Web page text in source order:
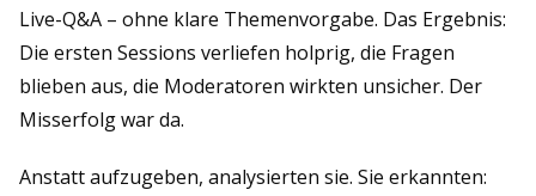
Live-Q&A – ohne klare Themenvorgabe. Das Ergebnis:
Die ersten Sessions verliefen holprig, die Fragen
blieben aus, die Moderatoren wirkten unsicher. Der
Misserfolg war da.
Anstatt aufzugeben, analysierten sie. Sie erkannten: